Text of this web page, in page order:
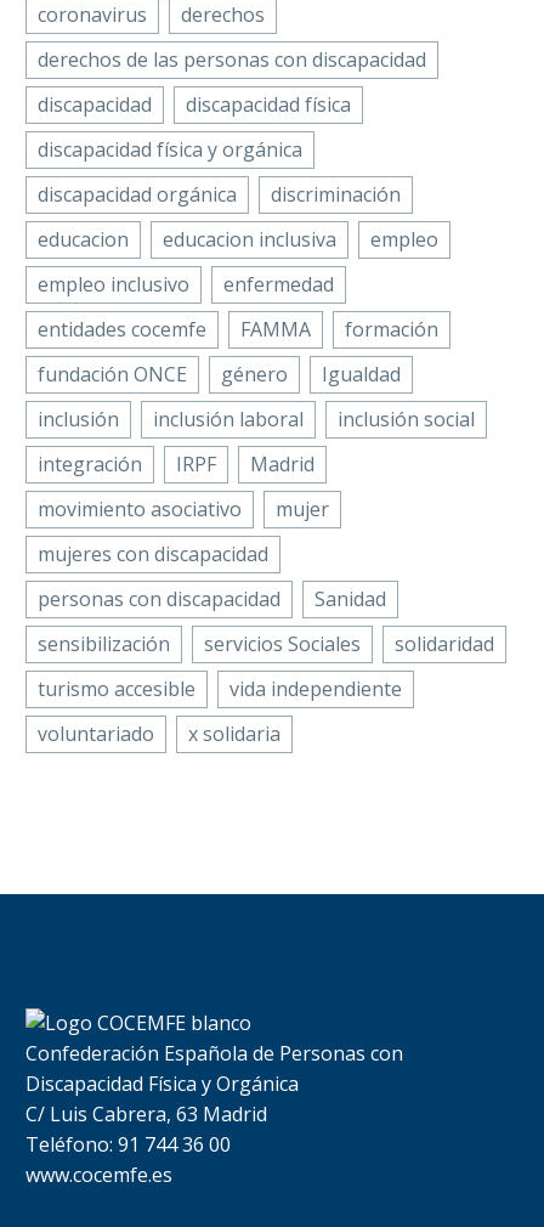
coronavirus
derechos
derechos de las personas con discapacidad
discapacidad
discapacidad física
discapacidad física y orgánica
discapacidad orgánica
discriminación
educacion
educacion inclusiva
empleo
empleo inclusivo
enfermedad
entidades cocemfe
FAMMA
formación
fundación ONCE
género
Igualdad
inclusión
inclusión laboral
inclusión social
integración
IRPF
Madrid
movimiento asociativo
mujer
mujeres con discapacidad
personas con discapacidad
Sanidad
sensibilización
servicios Sociales
solidaridad
turismo accesible
vida independiente
voluntariado
x solidaria
Confederación Española de Personas con
Discapacidad Física y Orgánica
C/ Luis Cabrera, 63 Madrid
Teléfono: 91 744 36 00
www.cocemfe.es